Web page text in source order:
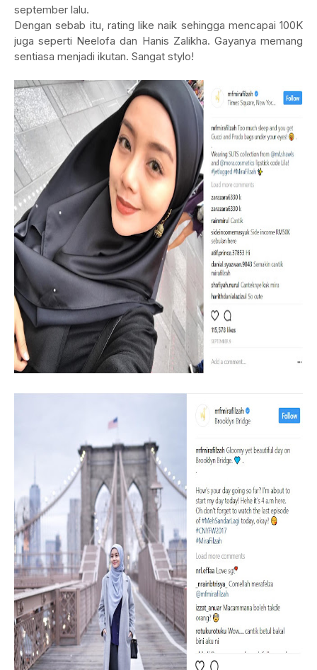
september lalu.
Dengan sebab itu, rating like naik sehingga mencapai 100K
juga seperti Neelofa dan Hanis Zalikha. Gayanya memang
sentiasa menjadi ikutan. Sangat stylo!